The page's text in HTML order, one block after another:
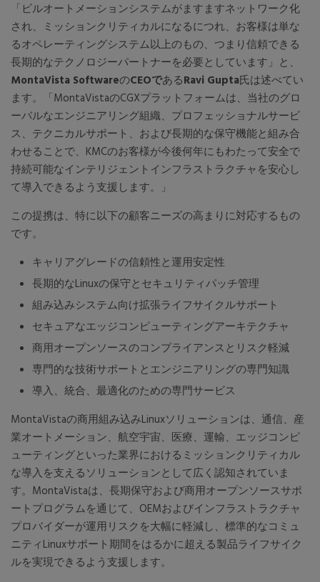
「ビルオートメーションシステムがますますネットワーク化
され、ミッションクリティカルになるにつれ、お客様は単な
るオペレーティングシステム以上のもの、つまり信頼できる
長期的なテクノロジーパートナーを必要としています」と、
MontaVista SoftwareのCEOであるRavi Gupta氏は述べてい
ます。「MontaVistaのCGXプラットフォームは、当社のグロ
ーバルなエンジニアリング組織、プロフェッショナルサービ
ス、テクニカルサポート、および長期的な保守機能と組み合
わせることで、KMCのお客様が今後何年にもわたって安全で
持続可能なインテリジェントインフラストラクチャを安心し
て導入できるよう支援します。」
この提携は、特に以下の顧客ニーズの高まりに対応するもの
です。
キャリアグレードの信頼性と運用安定性
長期的なLinuxの保守とセキュリティパッチ管理
組み込みシステム向け拡張ライフサイクルサポート
セキュアなエッジコンピューティングアーキテクチャ
商用オープンソースのコンプライアンスとリスク軽減
専門的な技術サポートとエンジニアリングの専門知識
導入、統合、最適化のための専門サービス
MontaVistaの商用組み込みLinuxソリューションは、通信、産
業オートメーション、航空宇宙、医療、運輸、エッジコンピ
ューティングといった業界におけるミッションクリティカル
な導入を支えるソリューションとして広く認知されていま
す。MontaVistaは、長期保守および商用オープンソースサポ
ートプログラムを通じて、OEMおよびインフラストラクチャ
プロバイダーが運用リスクを大幅に軽減し、標準的なコミュ
ニティLinuxサポート期間をはるかに超える製品ライフサイク
ルを実現できるよう支援します。